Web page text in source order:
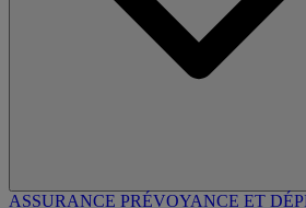
ASSURANCE PRÉVOYANCE ET